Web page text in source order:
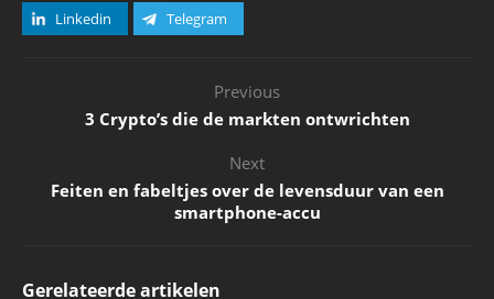
Linkedin
Telegram
Previous
3 Crypto’s die de markten ontwrichten
Next
Feiten en fabeltjes over de levensduur van een
smartphone-accu
Gerelateerde artikelen